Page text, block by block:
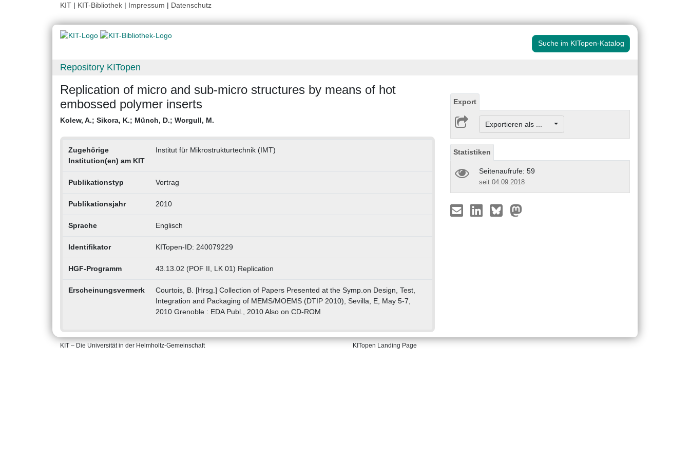
KIT | KIT-Bibliothek | Impressum | Datenschutz
Suche im KITopen-Katalog
Repository KITopen
Replication of micro and sub-micro structures by means of hot
embossed polymer inserts
Kolew, A.; Sikora, K.; Münch, D.; Worgull, M.
Zugehörige
Institution(en) am KIT
Institut für Mikrostrukturtechnik (IMT)
Publikationstyp Vortrag
Publikationsjahr 2010
Sprache Englisch
Identifikator KITopen-ID: 240079229
HGF-Programm 43.13.02 (POF II, LK 01) Replication
Erscheinungsvermerk
Courtois, B. [Hrsg.] Collection of Papers Presented at the Symp.on Design, Test,
Integration and Packaging of MEMS/MOEMS (DTIP 2010), Sevilla, E, May 5-7,
2010 Grenoble : EDA Publ., 2010 Also on CD-ROM
Export
Exportieren als ...
Statistiken
Seitenaufrufe: 59
seit 04.09.2018
KIT – Die Universität in der Helmholtz-Gemeinschaft KITopen Landing Page